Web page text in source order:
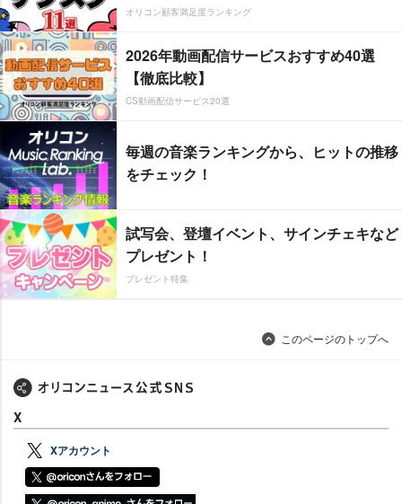
オリコン顧客満足度ランキング
2026年動画配信サービスおすすめ40選
【徹底比較】
CS動画配信サービス20選
毎週の音楽ランキングから、ヒットの推移
をチェック！
試写会、登壇イベント、サインチェキなど
プレゼント！
プレゼント特集
このページのトップへ
X
Xアカウント